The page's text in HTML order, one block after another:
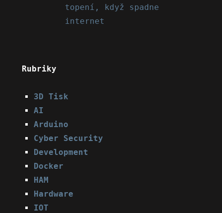
topení, když spadne
internet
Rubriky
3D Tisk
AI
Arduino
Cyber Security
Development
Docker
HAM
Hardware
IOT